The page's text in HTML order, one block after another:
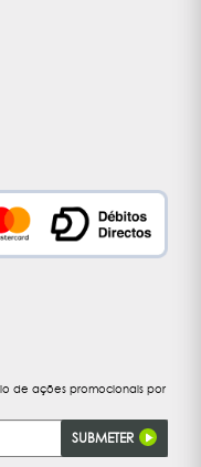
de ações promocionais por
SUBMETER